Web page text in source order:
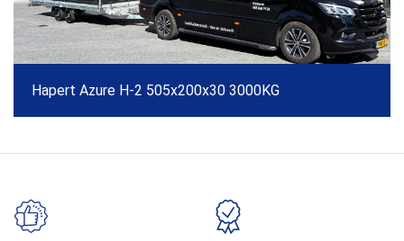
Hapert Azure H-2 505x200x30 3000KG